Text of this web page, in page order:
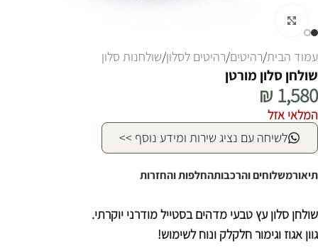
עמוד הבית/רהיטים/רהיטים לסלון/שולחנות סלון
שולחן סלון מורטן
₪ 1,580
המלאי אזל
לשיחה עם נציג שירות ומידע נוסף >>
תיאורמשלוחים והרכבותהחלפות והחזרות
שולחן סלון עץ טבעי מדהים בסטייל מודרני יוקרתי.
גוון אגוז וגימור חלקלק ונוח לשימוש!